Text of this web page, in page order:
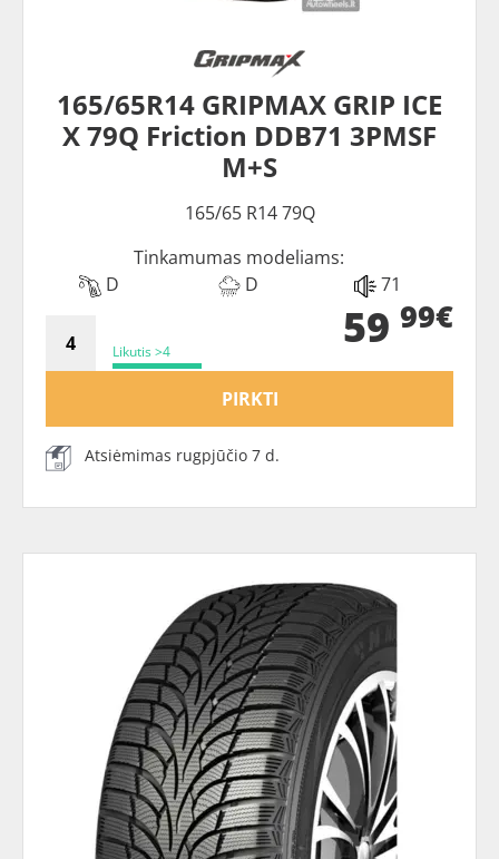
165/65R14 GRIPMAX GRIP ICE
X 79Q Friction DDB71 3PMSF
M+S
165/65 R14 79Q
Tinkamumas modeliams:
D
D 71
Likutis >4 59 99€
PIRKTI
Atsiėmimas rugpjūčio 7 d.